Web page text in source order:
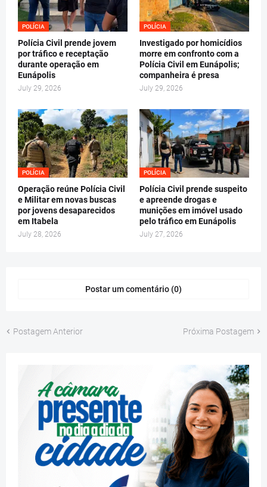
POLÍCIA
Polícia Civil prende jovem
por tráfico e receptação
durante operação em
Eunápolis
July 29, 2026
POLÍCIA
Investigado por homicídios
morre em confronto com a
Polícia Civil em Eunápolis;
companheira é presa
July 29, 2026
POLÍCIA
Operação reúne Polícia Civil
e Militar em novas buscas
por jovens desaparecidos
em Itabela
July 28, 2026
POLÍCIA
Polícia Civil prende suspeito
e apreende drogas e
munições em imóvel usado
pelo tráfico em Eunápolis
July 27, 2026
Postar um comentário (0)
Postagem Anterior Próxima Postagem